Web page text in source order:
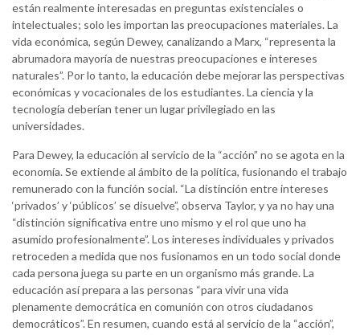
están realmente interesadas en preguntas existenciales o
intelectuales; solo les importan las preocupaciones materiales. La
vida económica, según Dewey, canalizando a Marx, “representa la
abrumadora mayoría de nuestras preocupaciones e intereses
naturales”. Por lo tanto, la educación debe mejorar las perspectivas
económicas y vocacionales de los estudiantes. La ciencia y la
tecnología deberían tener un lugar privilegiado en las
universidades.
Para Dewey, la educación al servicio de la “acción” no se agota en la
economía. Se extiende al ámbito de la política, fusionando el trabajo
remunerado con la función social. “La distinción entre intereses
‘privados’ y ‘públicos’ se disuelve”, observa Taylor, y ya no hay una
“distinción significativa entre uno mismo y el rol que uno ha
asumido profesionalmente”. Los intereses individuales y privados
retroceden a medida que nos fusionamos en un todo social donde
cada persona juega su parte en un organismo más grande. La
educación así prepara a las personas “para vivir una vida
plenamente democrática en comunión con otros ciudadanos
democráticos”. En resumen, cuando está al servicio de la “acción”,